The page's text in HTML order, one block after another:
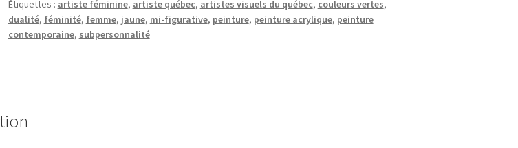
en
moi
Étiquettes : artiste féminine, artiste québec, artistes visuels du québec, couleurs vertes,
dualité, féminité, femme, jaune, mi-figurative, peinture, peinture acrylique, peinture
contemporaine, subpersonnalité